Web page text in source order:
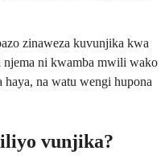
zinaweza kuvunjika kwa
njema ni kwamba mwili wako
haya, na watu wengi hupona
vunjika?